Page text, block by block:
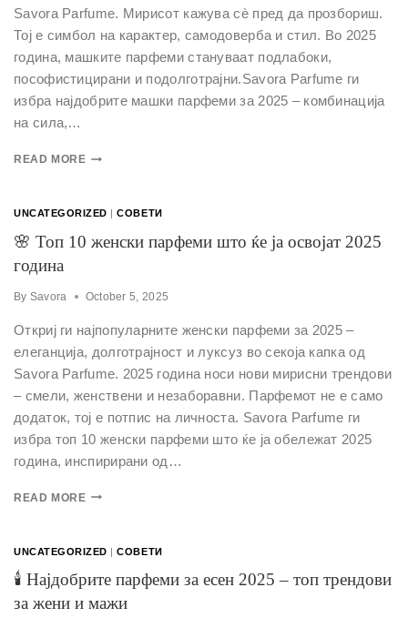
Savora Parfume. Мирисот кажува сè пред да прозбориш.
Тој е симбол на карактер, самодоверба и стил. Во 2025
година, машките парфеми стануваат подлабоки,
пософистицирани и подолготрајни.Savora Parfume ги
избра најдобрите машки парфеми за 2025 – комбинација
на сила,…
READ MORE
UNCATEGORIZED |СОВЕТИ
🌸 Топ 10 женски парфеми што ќе ја освојат 2025
година
By Savora October 5, 2025
Откриј ги најпопуларните женски парфеми за 2025 –
елеганција, долготрајност и луксуз во секоја капка од
Savora Parfume. 2025 година носи нови мирисни трендови
– смели, женствени и незаборавни. Парфемот не е само
додаток, тој е потпис на личноста. Savora Parfume ги
избра топ 10 женски парфеми што ќе ја обележат 2025
година, инспирирани од…
READ MORE
UNCATEGORIZED |СОВЕТИ
🕯 Најдобрите парфеми за есен 2025 – топ трендови
за жени и мажи